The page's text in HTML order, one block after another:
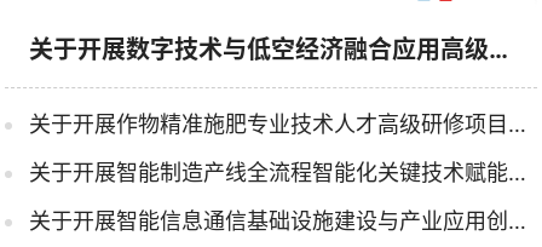
关于开展数字技术与低空经济融合应用高级研修项...
关于开展作物精准施肥专业技术人才高级研修项目的函
关于开展智能制造产线全流程智能化关键技术赋能高级研修班的函
关于开展智能信息通信基础设施建设与产业应用创新高级研修...